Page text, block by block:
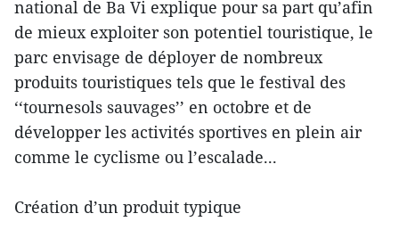
national de Ba Vi explique pour sa part qu’afin
de mieux exploiter son potentiel touristique, le
parc envisage de déployer de nombreux
produits touristiques tels que le festival des
‘‘tournesols sauvages’’ en octobre et de
développer les activités sportives en plein air
comme le cyclisme ou l’escalade...
Création d’un produit typique